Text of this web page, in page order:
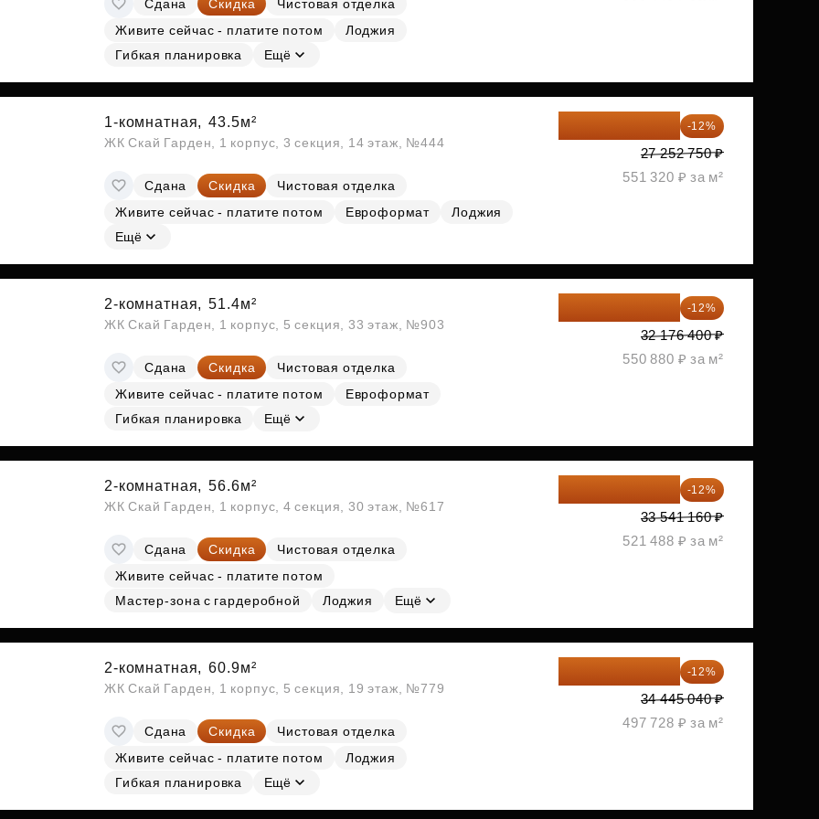
Субсидии
Сдана Скидка
Чистовая отделка
Живите сейчас - платите потом
Лоджия
Гибкая планировка
Ещё
1-комнатная, 43.5м²
ЖК Скай Гарден, 1 корпус, 3 секция, 14 этаж, №444
Сдана Скидка
Чистовая отделка
Живите сейчас - платите потом
Евроформат
Лоджия
Ещё
-12%
27 252 750 ₽
551 320 ₽ за м²
2-комнатная, 51.4м²
ЖК Скай Гарден, 1 корпус, 5 секция, 33 этаж, №903
Сдана Скидка
Чистовая отделка
Живите сейчас - платите потом
Евроформат
Гибкая планировка
Ещё
-12%
32 176 400 ₽
550 880 ₽ за м²
2-комнатная, 56.6м²
ЖК Скай Гарден, 1 корпус, 4 секция, 30 этаж, №617
Сдана Скидка
Чистовая отделка
Живите сейчас - платите потом
Мастер-зона с гардеробной
Лоджия Ещё
-12%
33 541 160 ₽
521 488 ₽ за м²
2-комнатная, 60.9м²
ЖК Скай Гарден, 1 корпус, 5 секция, 19 этаж, №779
Сдана Скидка
Чистовая отделка
Живите сейчас - платите потом
Лоджия
Гибкая планировка
Ещё
-12%
34 445 040 ₽
497 728 ₽ за м²